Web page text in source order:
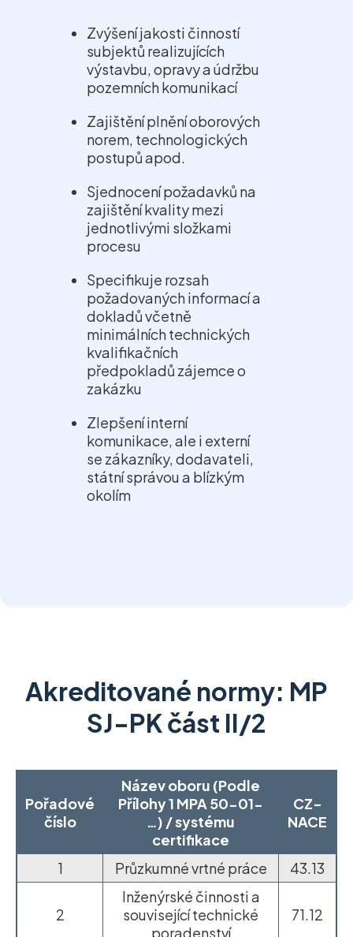
Zvýšení jakosti činností
subjektů realizujících
výstavbu, opravy a údržbu
pozemních komunikací
Zajištění plnění oborových
norem, technologických
postupů apod.
Sjednocení požadavků na
zajištění kvality mezi
jednotlivými složkami
procesu
Specifikuje rozsah
požadovaných informací a
dokladů včetně
minimálních technických
kvalifikačních
předpokladů zájemce o
zakázku
Zlepšení interní
komunikace, ale i externí
se zákazníky, dodavateli,
státní správou a blízkým
okolím
Akreditované normy: MP
SJ-PK část II/2
Pořadové
číslo
Název oboru (Podle
Přílohy 1 MPA 50-01-
…) / systému
certifikace
CZ-
NACE
1 Průzkumné vrtné práce 43.13
2
Inženýrské činnosti a
související technické
poradenství
71.12